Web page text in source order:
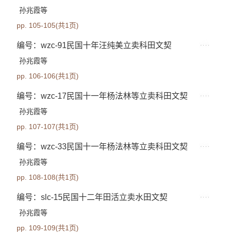
孙兆霞等
pp. 105-105(共1页)
编号：wzc-91民国十年汪纯美立卖科田文契
孙兆霞等
pp. 106-106(共1页)
编号：wzc-17民国十一年杨法林等立卖科田文契
孙兆霞等
pp. 107-107(共1页)
编号：wzc-33民国十一年杨法林等立卖科田文契
孙兆霞等
pp. 108-108(共1页)
编号：slc-15民国十二年田活立卖水田文契
孙兆霞等
pp. 109-109(共1页)